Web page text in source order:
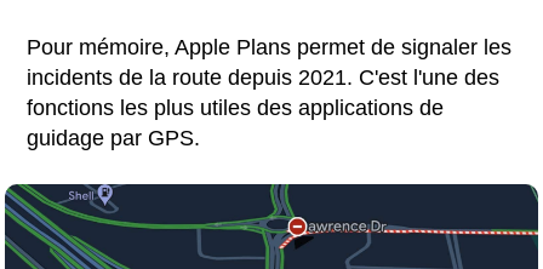
Pour mémoire, Apple Plans permet de signaler les
incidents de la route depuis 2021. C'est l'une des
fonctions les plus utiles des applications de
guidage par GPS.